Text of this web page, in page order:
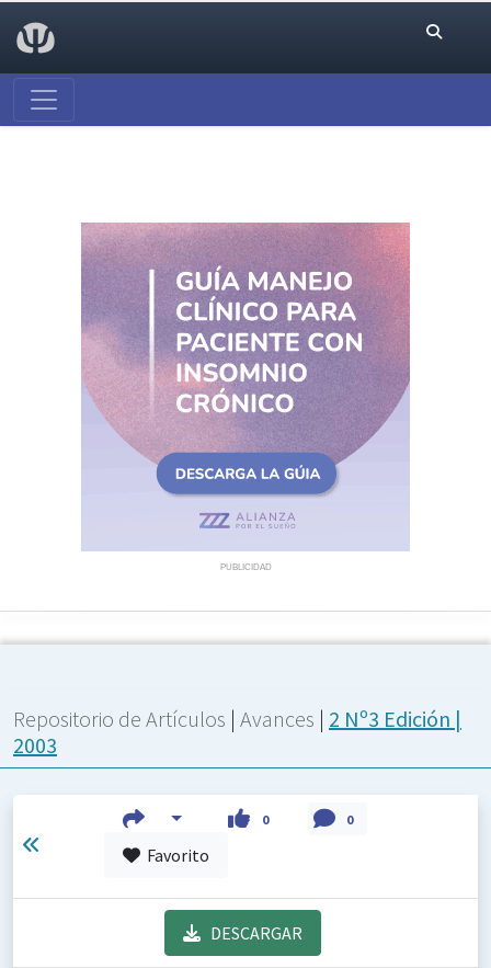
PUBLICIDAD
Repositorio de Artículos | Avances | 2 Nº3 Edición |
2003
0 0
Favorito
DESCARGAR